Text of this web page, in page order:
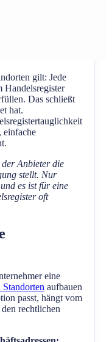
gilt: Jede
Handelsregister
Das schließt
hat.
einfache
Anbieter die
stellt. Nur
es ist für eine
oft
eine
Standorten aufbauen
passt, hängt vom
rechtlichen